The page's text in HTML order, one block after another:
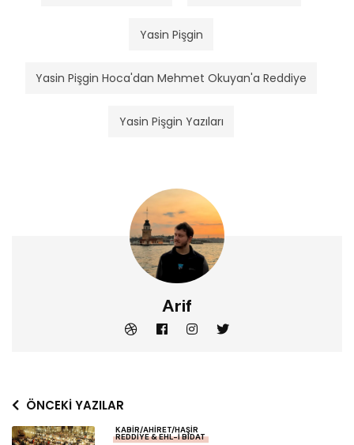
Yasin Pişgin
Yasin Pişgin Hoca'dan Mehmet Okuyan'a Reddiye
Yasin Pişgin Yazıları
Arif
ÖNCEKI YAZILAR
KABIR/AHIRET/HAŞIR
REDDIYE & EHL-I BIDAT